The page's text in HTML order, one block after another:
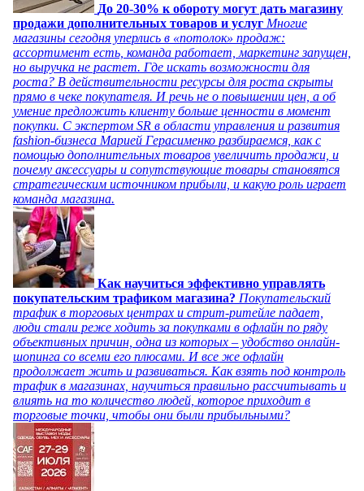
До 20-30% к обороту могут дать магазину
продажи дополнительных товаров и услуг Многие
магазины сегодня уперлись в «потолок» продаж:
ассортимент есть, команда работает, маркетинг запущен,
но выручка не растет. Где искать возможности для
роста? В действительности ресурсы для роста скрыты
прямо в чеке покупателя. И речь не о повышении цен, а об
умение предложить клиенту больше ценности в момент
покупки. С экспертом SR в области управления и развития
fashion-бизнеса Марией Герасименко разбираемся, как с
помощью дополнительных товаров увеличить продажи, и
почему аксессуары и сопутствующие товары становятся
стратегическим источником прибыли, и какую роль играет
команда магазина.
Как научиться эффективно управлять
покупательским трафиком магазина? Покупательский
трафик в торговых центрах и стрит-ритейле падает,
люди стали реже ходить за покупками в офлайн по ряду
объективных причин, одна из которых – удобство онлайн-
шопинга со всеми его плюсами. И все же офлайн
продолжает жить и развиваться. Как взять под контроль
трафик в магазинах, научиться правильно рассчитывать и
влиять на то количество людей, которое приходит в
торговые точки, чтобы они были прибыльными?